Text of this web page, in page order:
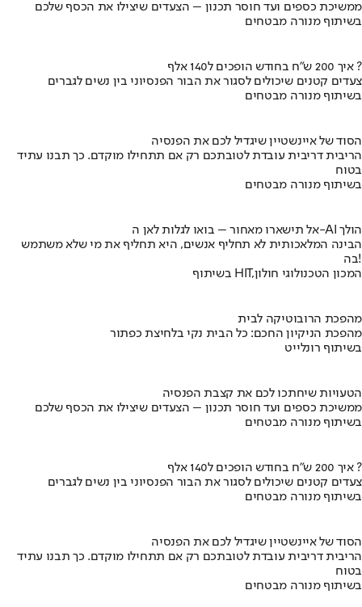
ממשיכת כספים ועד חוסר תכנון – הצעדים שיצילו את הכסף שלכם
בשיתוף מנורה מבטחים
איך 200 ש"ח בחודש הופכים ל140 אלף ?
צעדים קטנים שיכולים לסגור את הבור הפנסיוני בין נשים לגברים
בשיתוף מנורה מבטחים
הסוד של איינשטיין שיגדיל לכם את הפנסיה
הריבית דריבית עובדת לטובתכם רק אם תתחילו מוקדם. כך תבנו עתיד
בטוח
בשיתוף מנורה מבטחים
אל תישארו מאחור – בואו לגלות לאן ה-AI הולך
הבינה המלאכותית לא תחליף אנשים, היא תחליף את מי שלא משתמש
בה!
בשיתוף HIT,המכון הטכנולוגי חולון
מהפכת הרובוטיקה לבית
מהפכת הניקיון החכם: כל הבית נקי בלחיצת כפתור
בשיתוף רונלייט
הטעויות שיחתכו לכם את קצבת הפנסיה
ממשיכת כספים ועד חוסר תכנון – הצעדים שיצילו את הכסף שלכם
בשיתוף מנורה מבטחים
איך 200 ש"ח בחודש הופכים ל140 אלף ?
צעדים קטנים שיכולים לסגור את הבור הפנסיוני בין נשים לגברים
בשיתוף מנורה מבטחים
הסוד של איינשטיין שיגדיל לכם את הפנסיה
הריבית דריבית עובדת לטובתכם רק אם תתחילו מוקדם. כך תבנו עתיד
בטוח
בשיתוף מנורה מבטחים